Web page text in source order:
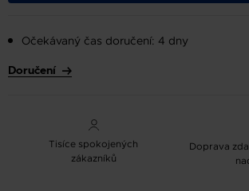
Očekávaný čas doručení: 4 dny
Doručení
Tisíce spokojených
zákazníků
Doprava